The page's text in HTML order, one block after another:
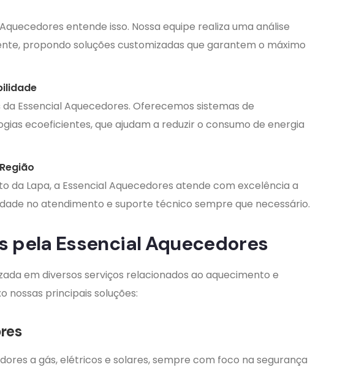
entende isso. Nossa equipe realiza uma análise
propondo soluções customizadas que garantem o máximo
Essencial Aquecedores. Oferecemos sistemas de
ecoeficientes, que ajudam a reduzir o consumo de energia
da Lapa, a Essencial Aquecedores atende com excelência a
no atendimento e suporte técnico sempre que necessário.
pela Essencial Aquecedores
em diversos serviços relacionados ao aquecimento e
nossas principais soluções:
a gás, elétricos e solares, sempre com foco na segurança